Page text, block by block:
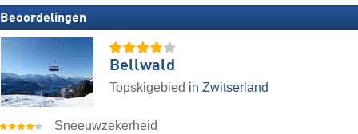
Beoordelingen
Bellwald
Topskigebied in Zwitserland
Sneeuwzekerheid